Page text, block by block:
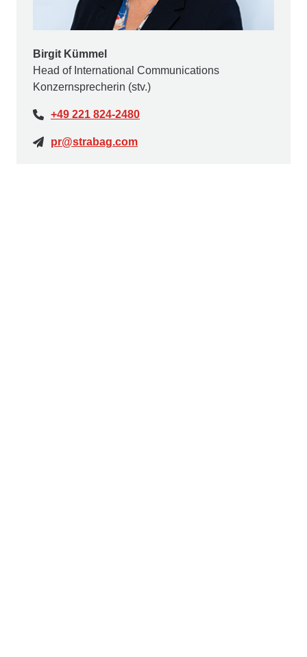
Birgit Kümmel
Head of International Communications
Konzernsprecherin (stv.)
+49 221 824-2480
pr@strabag.com